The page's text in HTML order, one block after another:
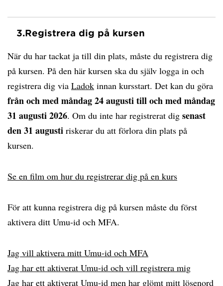
3.Registrera dig på kursen
När du har tackat ja till din plats, måste du registrera dig
på kursen. På den här kursen ska du själv logga in och
registrera dig via Ladok innan kursstart. Det kan du göra
från och med måndag 24 augusti till och med måndag
31 augusti 2026. Om du inte har registrerat dig senast
den 31 augusti riskerar du att förlora din plats på
kursen.
Se en film om hur du registrerar dig på en kurs
För att kunna registrera dig på kursen måste du först
aktivera ditt Umu-id och MFA.
Jag vill aktivera mitt Umu-id och MFA
Jag har ett aktiverat Umu-id och vill registrera mig
Jag har ett aktiverat Umu-id men har glömt mitt lösenord